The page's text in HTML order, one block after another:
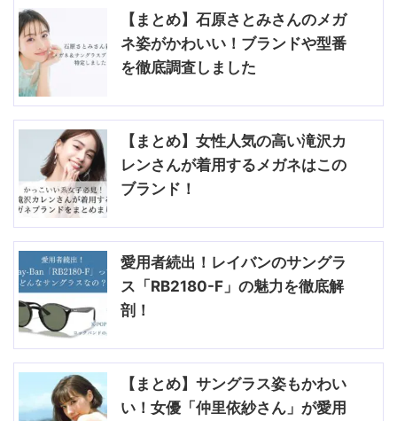
【まとめ】石原さとみさんのメガ
ネ姿がかわいい！ブランドや型番
を徹底調査しました
【まとめ】女性人気の高い滝沢カ
レンさんが着用するメガネはこの
ブランド！
愛用者続出！レイバンのサングラ
ス「RB2180-F」の魅力を徹底解
剖！
【まとめ】サングラス姿もかわい
い！女優「仲里依紗さん」が愛用